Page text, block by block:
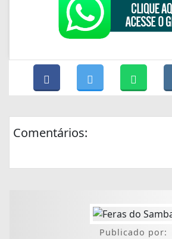
Comentários:
Publicado por: